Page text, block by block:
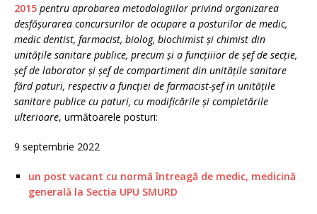
2015 pentru aprobarea metodologiilor privind organizarea
desfăşurarea concursurilor de ocupare a posturilor de medic,
medic dentist, farmacist, biolog, biochimist şi chimist din
unităţile sanitare publice, precum şi a funcţiiior de şef de secţie,
şef de laborator şi şef de compartiment din unităţile sanitare
fărd paturi, respectiv a funcţiei de farmacist-şef in unităţile
sanitare publice cu paturi, cu modificările şi completările
ulterioare, următoarele posturi:
9 septembrie 2022
un post vacant cu normă întreagă de medic, medicină
generală la Sectia UPU SMURD